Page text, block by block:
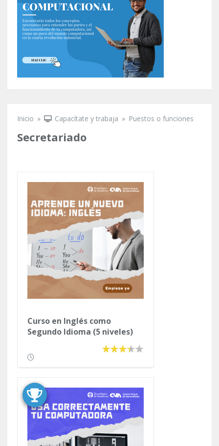
Inicio » Capacítate y trabaja » Puestos o funciones
Secretariado
Curso en Inglés como
Segundo Idioma (5 niveles)